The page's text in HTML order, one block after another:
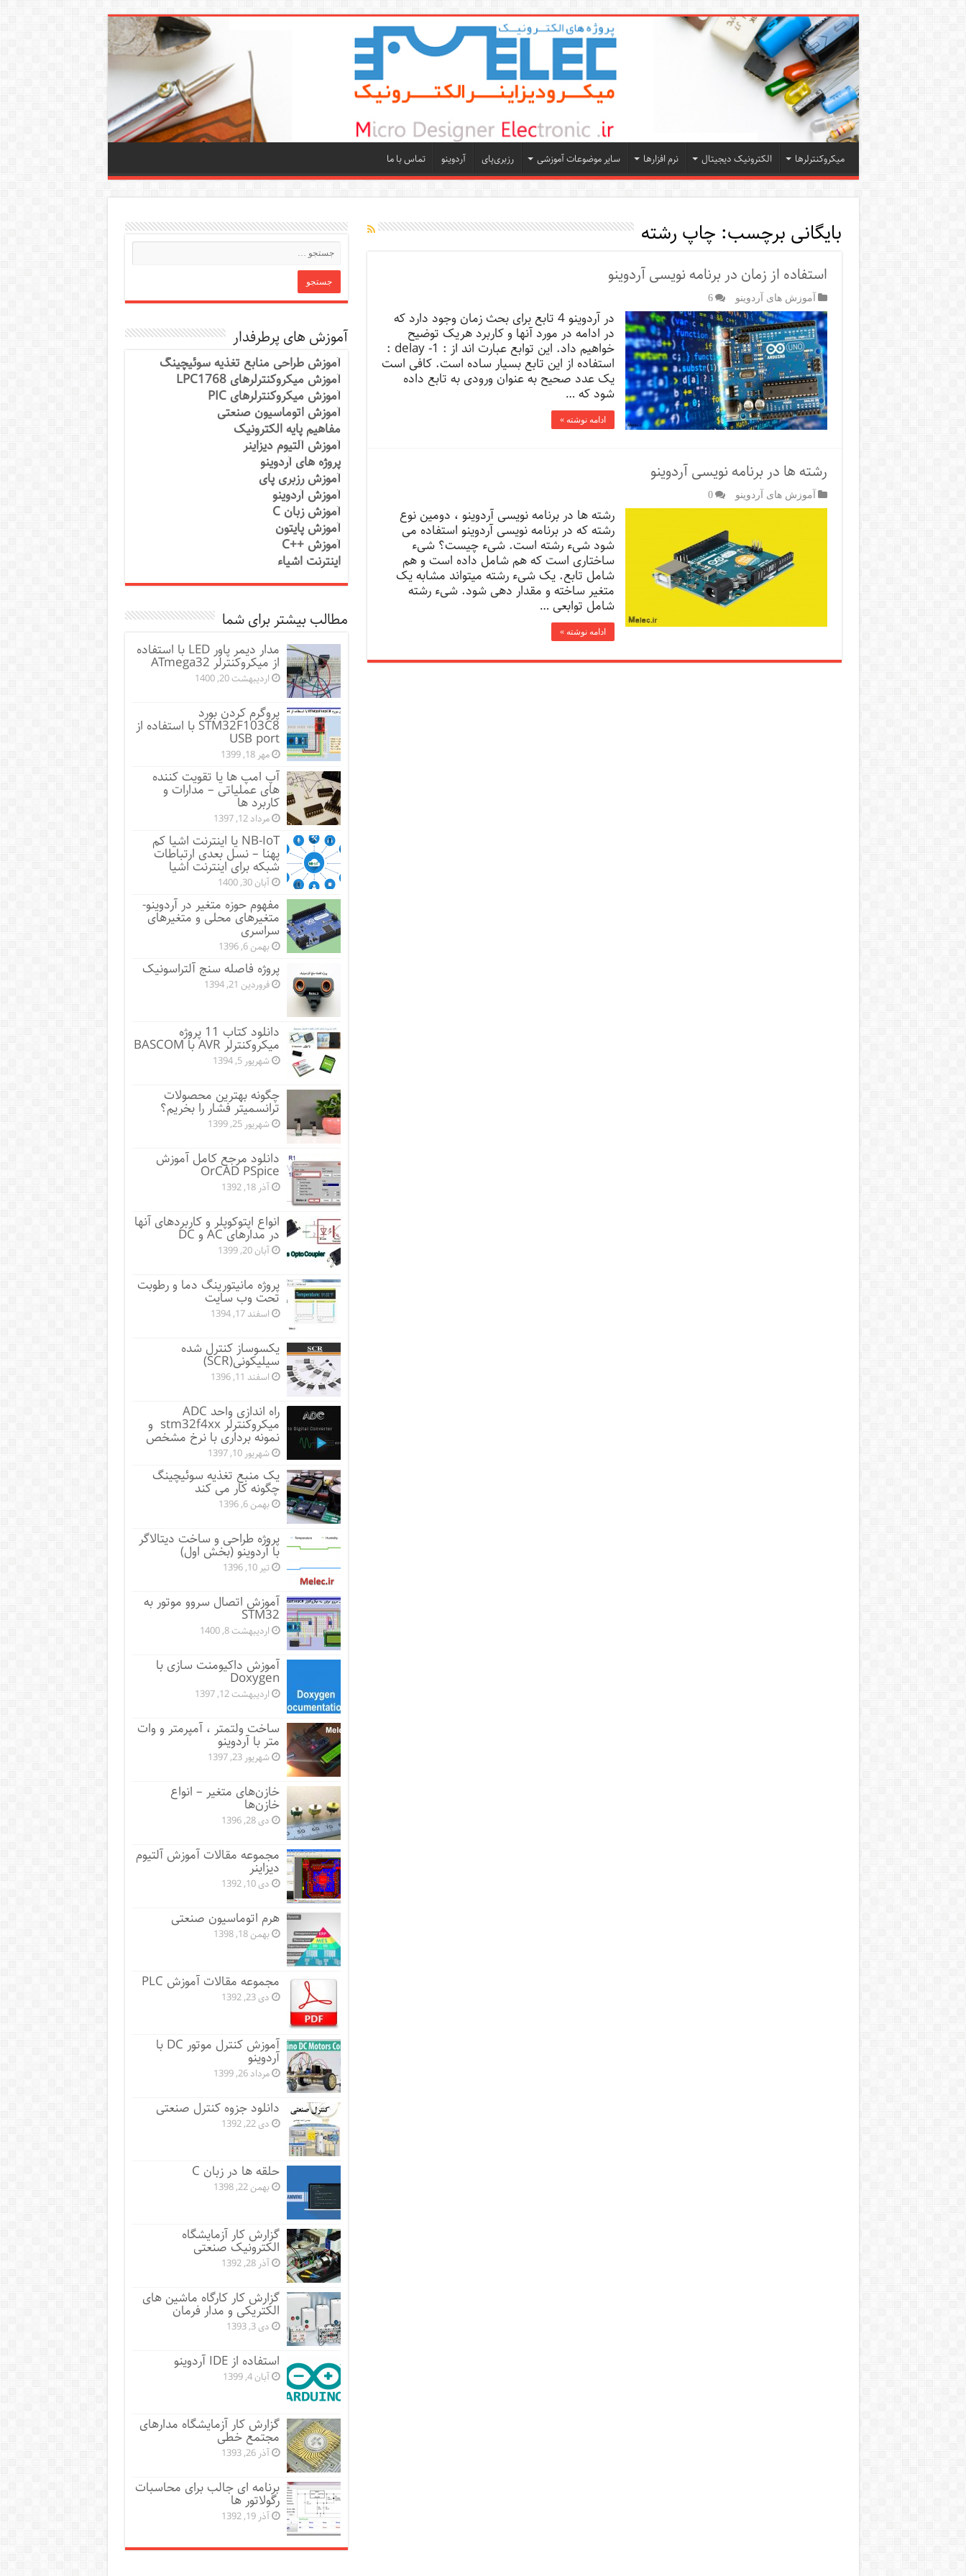
میکروکنترلرها الکترونیک دیجیتال نرم افزارها سایر موضوعات آموزشی رزبری‌پای آردوینو تماس با ما
بایگانی برچسب: چاپ رشته
استفاده از زمان در برنامه نویسی آردوینو
آموزش های آردوینو 6
در آردوینو 4 تابع برای بحث زمان وجود دارد که
در ادامه در مورد آنها و کاربرد هریک توضیح
خواهیم داد. این توابع عبارت اند از : 1- delay :
استفاده از این تابع بسیار ساده است. کافی است
یک عدد صحیح به عنوان ورودی به تابع داده
شود که …
ادامه نوشته »
رشته‌ ها در برنامه نویسی آردوینو
آموزش های آردوینو 0
رشته‌ ها در برنامه نویسی آردوینو ، دومین نوع
رشته که در برنامه نویسی آردوینو استفاده می
شود شیء رشته است. شیء چیست؟ شیء
ساختاری است که هم شامل داده است و هم
شامل تابع. یک شیء رشته میتواند مشابه یک
متغیر ساخته و مقدار دهی شود. شیء رشته
شامل توابعی …
ادامه نوشته »
آموزش های پرطرفدار
آموزش طراحی منابع تغذیه سوئیچینگ
آموزش میکروکنترلرهای LPC1768
آموزش میکروکنترلرهای PIC
آموزش اتوماسیون صنعتی
مفاهیم پایه الکترونیک
آموزش آلتیوم دیزاینر
پروژه های آردوینو
آموزش رزبری پای
آموزش آردوینو
آموزش زبان C
آموزش پایتون
آموزش ++C
اینترنت اشیاء
مطالب بیشتر برای شما
مدار دیمر پاور LED با استفاده
از میکروکنترلر ATmega32
اردیبهشت 20, 1400
پروگرم کردن بورد
STM32F103C8 با استفاده از
USB port
مهر 18, 1399
آپ امپ ها یا تقویت کننده
های عملیاتی – مدارات و
کاربرد ها
مرداد 12, 1397
NB-IoT یا اینترنت اشیا کم
پهنا – نسل بعدی ارتباطات
شبکه برای اینترنت اشیا
آبان 30, 1400
مفهوم حوزه متغیر در آردوینو-
متغیرهای محلی و متغیرهای
سراسری
بهمن 6, 1396
پروژه فاصله سنج آلتراسونیک
فروردین 21, 1394
دانلود کتاب 11 پروژه
میکروکنترلر AVR با BASCOM
شهریور 5, 1394
چگونه بهترین محصولات
ترانسمیتر فشار را بخریم؟
شهریور 25, 1399
دانلود مرجع کامل آموزش
OrCAD PSpice
آذر 18, 1392
انواع اپتوکوپلر و کاربردهای آنها
در مدارهای AC و DC
آبان 20, 1399
پروژه مانيتورينگ دما و رطوبت
تحت وب سایت
اسفند 17, 1394
یکسوساز کنترل شده
سیلیکونی(SCR)
اسفند 11, 1396
راه اندازی واحد ADC
میکروکنترلر stm32f4xx و
نمونه برداری با نرخ مشخص
شهریور 10, 1397
یک منبع تغذیه سوئیچینگ
چگونه کار می کند
بهمن 6, 1396
پروژه طراحی و ساخت دیتالاگر
با آردوینو (بخش اول)
تیر 10, 1396
آموزش اتصال سروو موتور به
STM32
اردیبهشت 8, 1400
آموزش داکیومنت سازی با
Doxygen
اردیبهشت 12, 1397
ساخت ولتمتر ، آمپرمتر و وات
متر با آردوینو
شهریور 23, 1397
خازن‌های متغیر – انواع
خازن‌ها
دی 28, 1396
مجموعه مقالات آموزش آلتیوم
دیزاینر
دی 10, 1392
هرم اتوماسیون صنعتی
بهمن 18, 1398
مجموعه مقالات آموزش PLC
دی 23, 1392
آموزش کنترل موتور DC با
آردوینو
مرداد 26, 1399
دانلود جزوه کنترل صنعتی
دی 22, 1392
حلقه ها در زبان C
بهمن 22, 1398
گزارش کار آزمایشگاه
الکترونیک صنعتی
آذر 28, 1392
گزارش کار کارگاه ماشین های
الکتریکی و مدار فرمان
دی 3, 1393
استفاده از IDE آردوینو
آبان 4, 1399
گزارش کار آزمایشگاه مدارهای
مجتمع خطی
آذر 26, 1393
برنامه ای جالب برای محاسبات
رگولاتور ها
آذر 19, 1392